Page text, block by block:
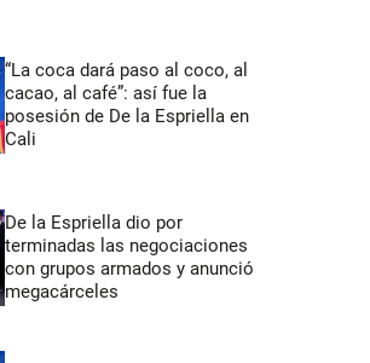
“La coca dará paso al coco, al
cacao, al café”: así fue la
posesión de De la Espriella en
Cali
De la Espriella dio por
terminadas las negociaciones
con grupos armados y anunció
megacárceles